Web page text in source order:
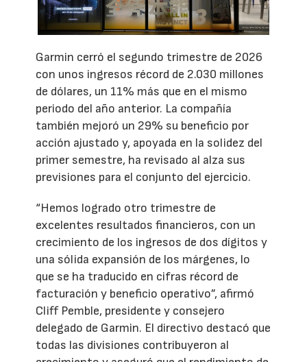
Garmin cerró el segundo trimestre de 2026
con unos ingresos récord de 2.030 millones
de dólares, un 11% más que en el mismo
periodo del año anterior. La compañía
también mejoró un 29% su beneficio por
acción ajustado y, apoyada en la solidez del
primer semestre, ha revisado al alza sus
previsiones para el conjunto del ejercicio.
“Hemos logrado otro trimestre de
excelentes resultados financieros, con un
crecimiento de los ingresos de dos dígitos y
una sólida expansión de los márgenes, lo
que se ha traducido en cifras récord de
facturación y beneficio operativo”, afirmó
Cliff Pemble, presidente y consejero
delegado de Garmin. El directivo destacó que
todas las divisiones contribuyeron al